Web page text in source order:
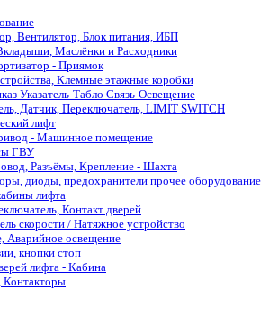
Вентилятор, Блок питания, ИБП
Маслёнки и Расходники
- Приямок
Клемные этажные коробки
Указатель-Табло Связь-Освещение
Датчик, Переключатель, LIMIT SWITCH
лифт
- Машинное помещение
ГВУ
Разъёмы, Крепление - Шахта
диоды, предохранители прочее оборудование
лифта
Контакт дверей
скорости / Натяжное устройство
Аварийное освещение
кнопки стоп
лифта - Кабина
Контакторы